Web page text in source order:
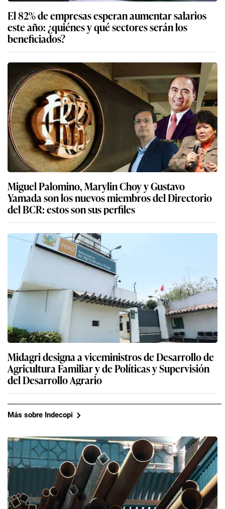
El 82% de empresas esperan aumentar salarios
este año: ¿quiénes y qué sectores serán los
beneficiados?
Miguel Palomino, Marylin Choy y Gustavo
Yamada son los nuevos miembros del Directorio
del BCR: estos son sus perfiles
Midagri designa a viceministros de Desarrollo de
Agricultura Familiar y de Políticas y Supervisión
del Desarrollo Agrario
Más sobre Indecopi